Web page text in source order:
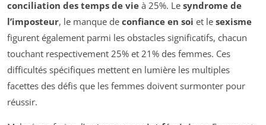
conciliation des temps de vie à 25%. Le syndrome de
l’imposteur, le manque de confiance en soi et le sexisme
figurent également parmi les obstacles significatifs, chacun
touchant respectivement 25% et 21% des femmes. Ces
difficultés spécifiques mettent en lumière les multiples
facettes des défis que les femmes doivent surmonter pour
réussir.